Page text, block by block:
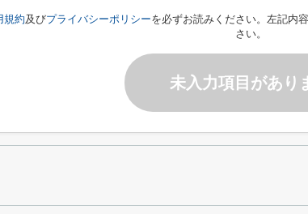
規約及びプライバシーポリシーを必ずお読みください。左記内
さい。
未入力項目があり